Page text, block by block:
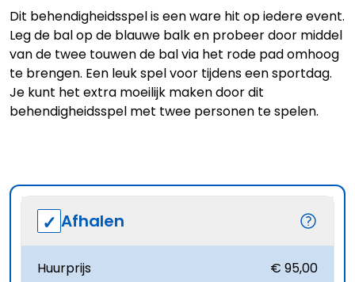
Dit behendigheidsspel is een ware hit op iedere event.
Leg de bal op de blauwe balk en probeer door middel
van de twee touwen de bal via het rode pad omhoog
te brengen. Een leuk spel voor tijdens een sportdag.
Je kunt het extra moeilijk maken door dit
behendigheidsspel met twee personen te spelen.
Afhalen
Huurprijs
€ 95,00